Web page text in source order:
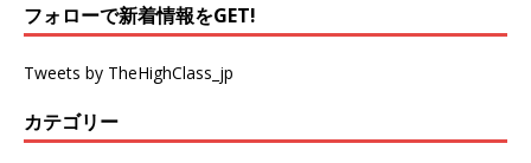
フォローで新着情報をGET!
Tweets by TheHighClass_jp
カテゴリー